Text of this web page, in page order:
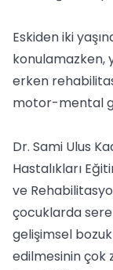
Eskiden iki
konulamazken,
erken
motor-mental
Dr. Sami Ulus
Hastalıkları
ve
çocuklarda
gelişimsel
edilmesinin çok